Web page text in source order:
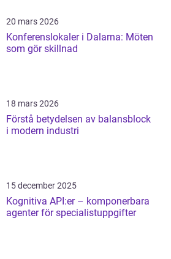
20 mars 2026
Konferenslokaler i Dalarna: Möten
som gör skillnad
18 mars 2026
Förstå betydelsen av balansblock
i modern industri
15 december 2025
Kognitiva API:er – komponerbara
agenter för specialistuppgifter